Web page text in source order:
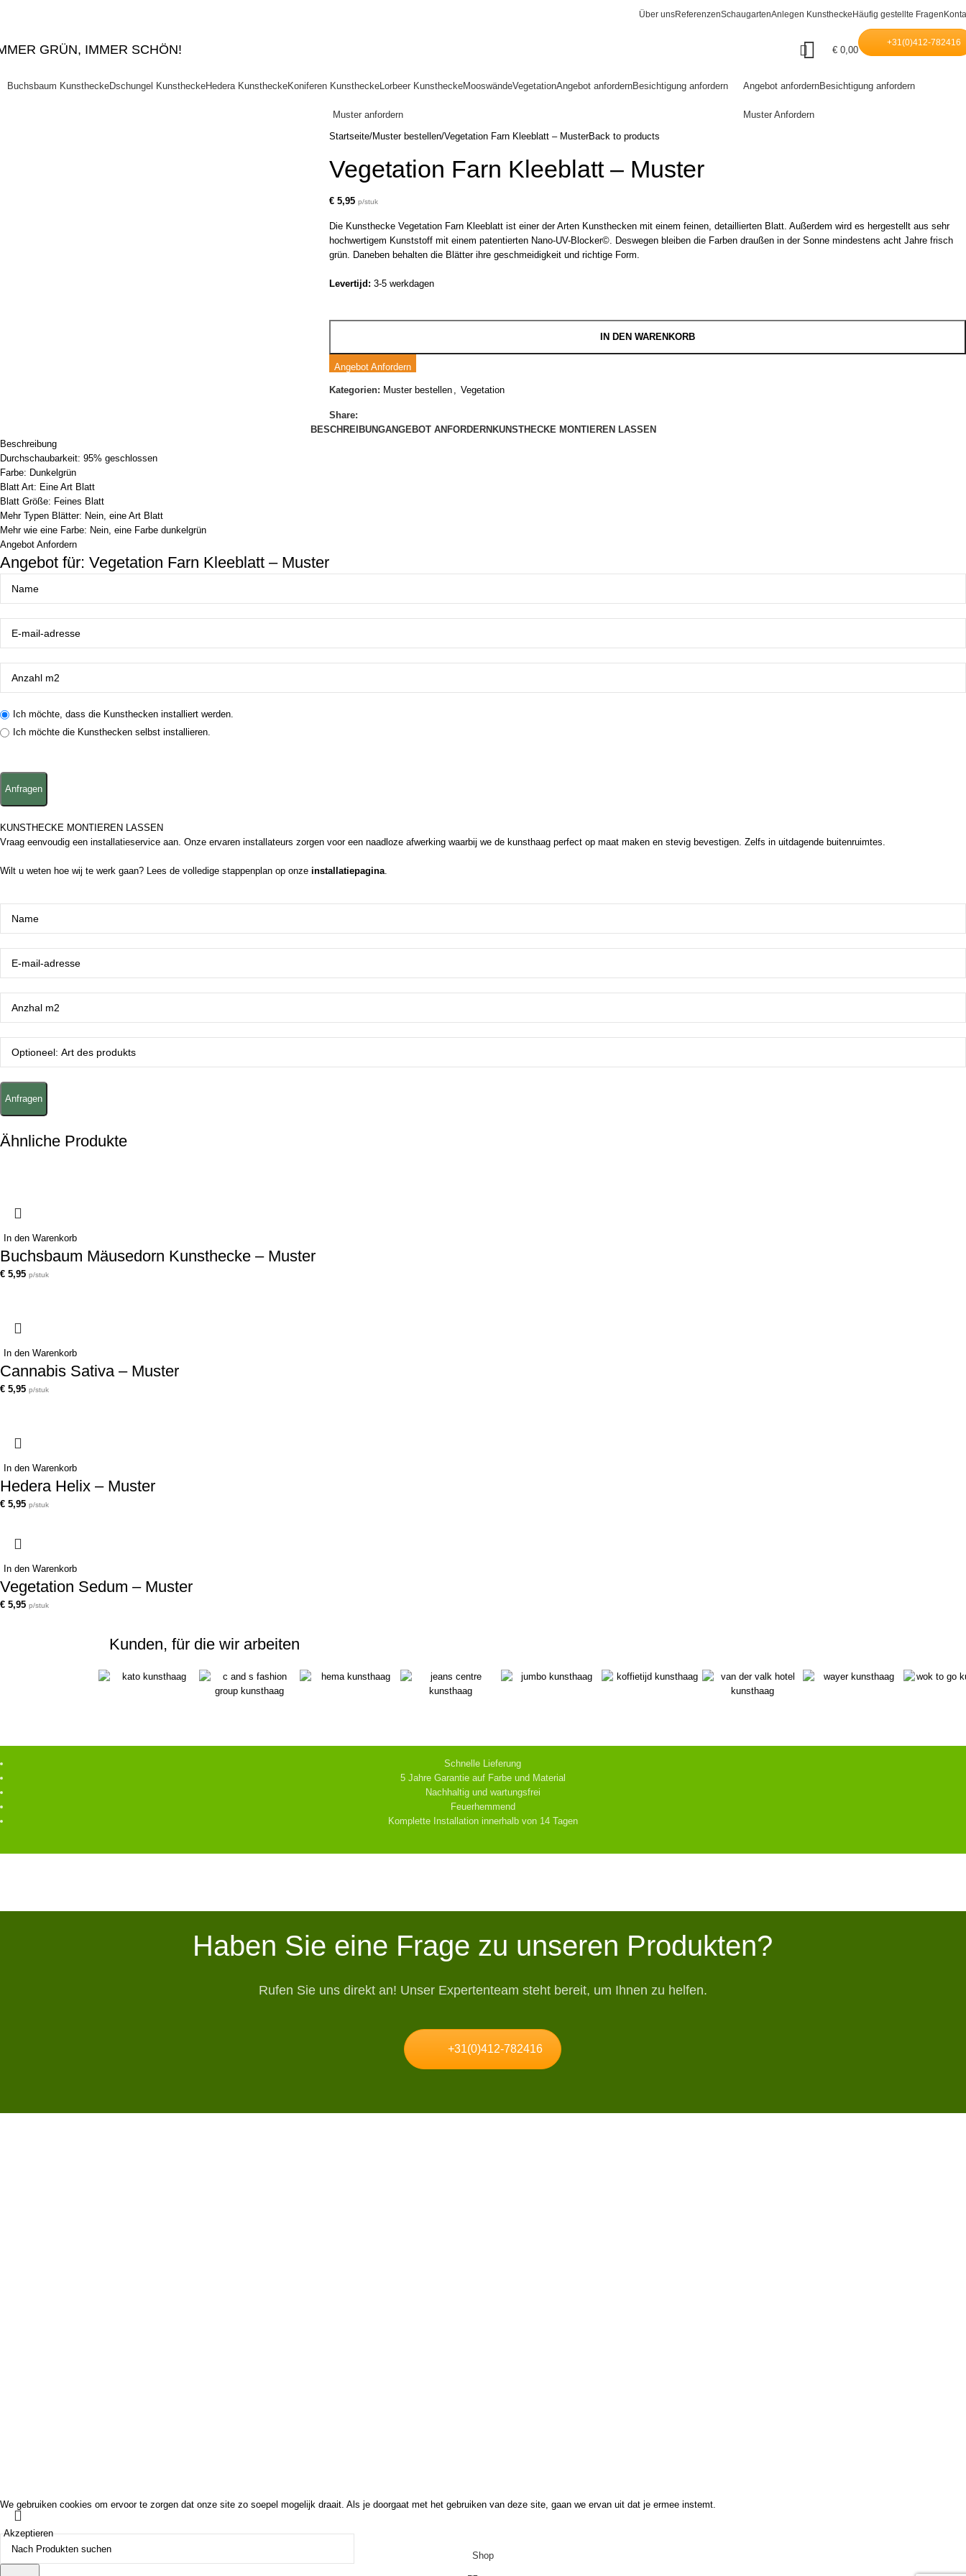
Über unsReferenzenSchaugartenAnlegen Kunsthecke Häufig gestellte Fragen
GRÜN, IMMER SCHÖN! € 0,00
+31(0)412-782416
Buchsbaum KunstheckeDschungel KunstheckeHedera KunstheckeKoniferen KunstheckeLorbeer KunstheckeMooswändeVegetationAngebot anfordernBesichtigung anfordern
Muster anfordern
Angebot anfordernBesichtigung anfordern
Muster Anfordern
Startseite Muster bestellen Vegetation Farn Kleeblatt – MusterBack to products
Vegetation Farn Kleeblatt – Muster
€ 5,95 p/stuk
Die Kunsthecke Vegetation Farn Kleeblatt ist einer der Arten Kunsthecken mit einem feinen, detaillierten Blatt. Außerdem wird es hergestellt aus sehr
hochwertigem Kunststoff mit einem patentierten Nano-UV-Blocker©. Deswegen bleiben die Farben draußen in der Sonne mindestens acht Jahre frisch
grün. Daneben behalten die Blätter ihre geschmeidigkeit und richtige Form.
Levertijd: 3-5 werkdagen
IN DEN WARENKORB
Angebot Anfordern
Kategorien: Muster bestellen Vegetation
Share:
BESCHREIBUNGANGEBOT ANFORDERNKUNSTHECKE MONTIEREN LASSEN
Beschreibung
Durchschaubarkeit: 95% geschlossen
Farbe: Dunkelgrün
Blatt Art: Eine Art Blatt
Blatt Größe: Feines Blatt
Mehr Typen Blätter: Nein, eine Art Blatt
Mehr wie eine Farbe: Nein, eine Farbe dunkelgrün
Angebot Anfordern
Angebot für: Vegetation Farn Kleeblatt – Muster
Ich möchte, dass die Kunsthecken installiert werden.
Ich möchte die Kunsthecken selbst installieren.
KUNSTHECKE MONTIEREN LASSEN
Vraag eenvoudig een installatieservice aan. Onze ervaren installateurs zorgen voor een naadloze afwerking waarbij we de kunsthaag perfect op maat maken en stevig bevestigen. Zelfs in uitdagende buitenruimtes.
Wilt u weten hoe wij te werk gaan? Lees de volledige stappenplan op onze installatiepagina
Ähnliche Produkte
In den Warenkorb
Buchsbaum Mäusedorn Kunsthecke – Muster
€ 5,95 p/stuk
In den Warenkorb
Cannabis Sativa – Muster
€ 5,95 p/stuk
In den Warenkorb
Hedera Helix – Muster
€ 5,95 p/stuk
In den Warenkorb
Vegetation Sedum – Muster
€ 5,95 p/stuk
Kunden, für die wir arbeiten
Schnelle Lieferung
5 Jahre Garantie auf Farbe und Material
Nachhaltig und wartungsfrei
Feuerhemmend
Komplette Installation innerhalb von 14 Tagen
Haben Sie eine Frage zu unseren Produkten?
Rufen Sie uns direkt an! Unser Expertenteam steht bereit, um Ihnen zu helfen.
+31(0)412-782416
We gebruiken cookies om ervoor te zorgen dat onze site zo soepel mogelijk draait. Als je doorgaat met het gebruiken van deze site, gaan we ervan uit dat je ermee instemt.
Akzeptieren
Shop
0